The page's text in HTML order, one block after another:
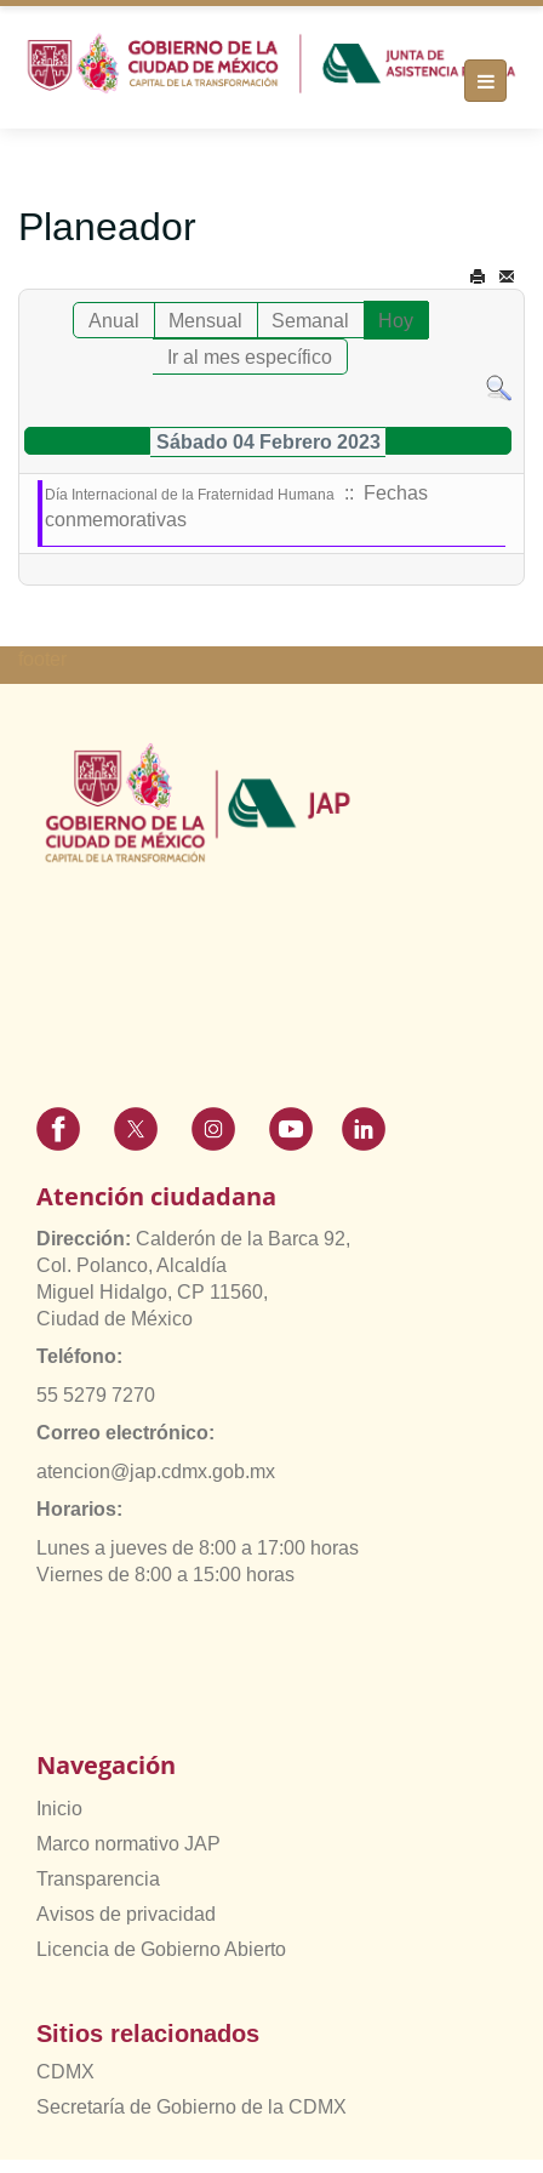
Planeador
Anual Mensual Semanal
Hoy
Ir al mes específico
Sábado 04 Febrero 2023
Día Internacional de la Fraternidad Humana
:: Fechas
conmemorativas
Atención ciudadana
Dirección: Calderón de la Barca 92,
Col. Polanco, Alcaldía
Miguel Hidalgo, CP 11560,
Ciudad de México
Teléfono:
55 5279 7270
Correo electrónico:
atencion@jap.cdmx.gob.mx
Horarios:
Lunes a jueves de 8:00 a 17:00 horas
Viernes de 8:00 a 15:00 horas
Navegación
Inicio
Marco normativo JAP
Transparencia
Avisos de privacidad
Licencia de Gobierno Abierto
Sitios relacionados
CDMX
Secretaría de Gobierno de la CDMX